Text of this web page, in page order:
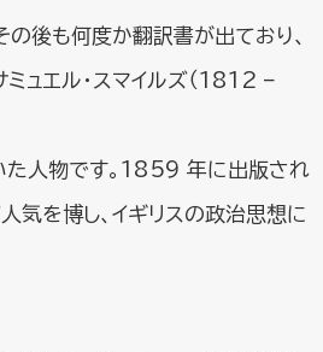
の後も何度か翻訳書が出ており、
ミュエル・スマイルズ（1812 –
た人物です。1859 年に出版され
気を博し、イギリスの政治思想に